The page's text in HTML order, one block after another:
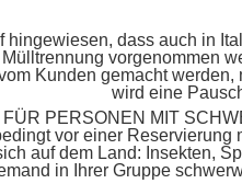
hingewiesen, dass auch in
vorgenommen
Kunden gemacht
wird eine
PERSONEN MIT
vor einer
auf dem Land: Insekten,
in Ihrer Gruppe